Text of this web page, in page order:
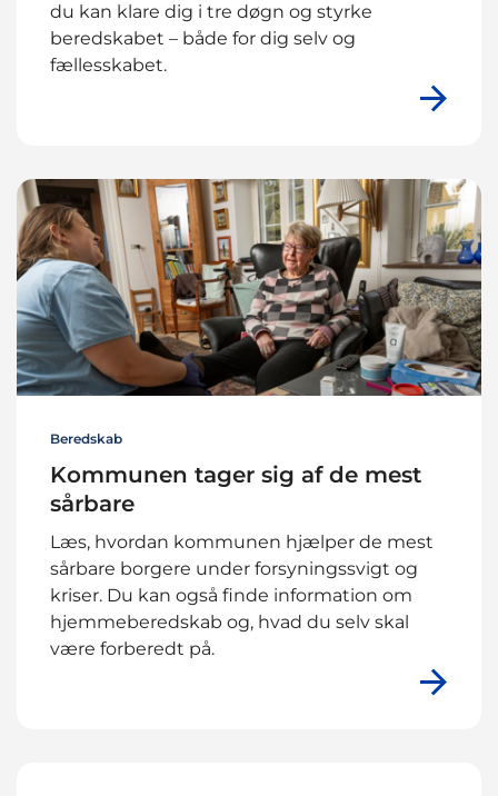
du kan klare dig i tre døgn og styrke
beredskabet – både for dig selv og
fællesskabet.
Beredskab
Kommunen tager sig af de mest
sårbare
Læs, hvordan kommunen hjælper de mest
sårbare borgere under forsyningssvigt og
kriser. Du kan også finde information om
hjemmeberedskab og, hvad du selv skal
være forberedt på.